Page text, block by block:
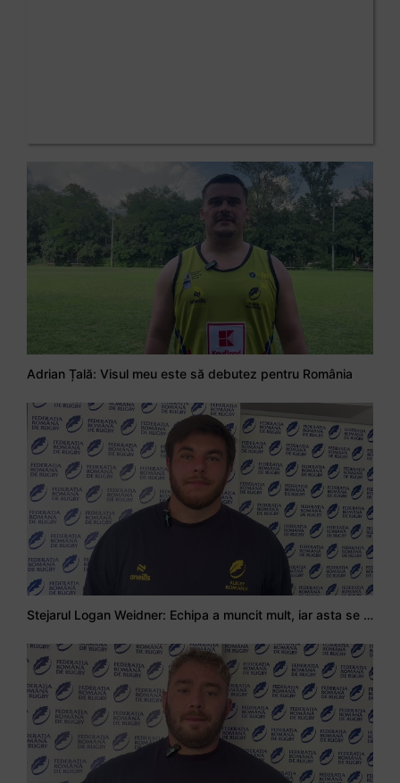
Adrian Țală: Visul meu este să debutez pentru România
Stejarul Logan Weidner: Echipa a muncit mult, iar asta se va vedea în meciurile de la Nations Cup